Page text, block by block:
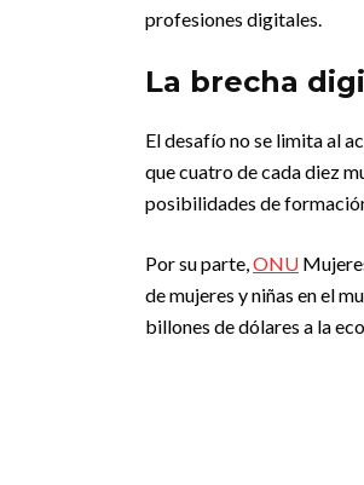
profesiones digitales.
La brecha
El desafío no se limita al
que cuatro de cada diez
posibilidades de
Por su parte,ONU
de mujeres y niñas en el
billones de dólares a la